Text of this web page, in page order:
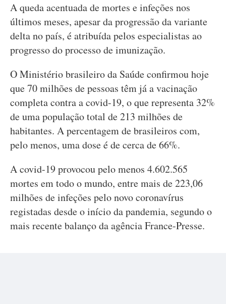
A queda acentuada de mortes e infeções nos
últimos meses, apesar da progressão da variante
delta no país, é atribuída pelos especialistas ao
progresso do processo de imunização.
O Ministério brasileiro da Saúde confirmou hoje
que 70 milhões de pessoas têm já a vacinação
completa contra a covid-19, o que representa 32%
de uma população total de 213 milhões de
habitantes. A percentagem de brasileiros com,
pelo menos, uma dose é de cerca de 66%.
A covid-19 provocou pelo menos 4.602.565
mortes em todo o mundo, entre mais de 223,06
milhões de infeções pelo novo coronavírus
registadas desde o início da pandemia, segundo o
mais recente balanço da agência France-Presse.